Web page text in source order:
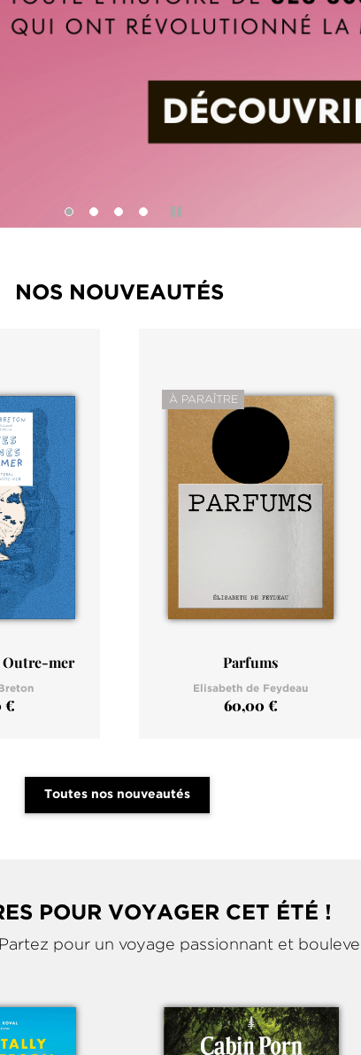
Pause
NOS NOUVEAUTÉS
Outre-mer
€
À PARAÎTRE
Parfums
Elisabeth de Feydeau
60,00 €
Toutes nos nouveautés
POUR VOYAGER CET ÉTÉ !
pour un voyage passionnant et